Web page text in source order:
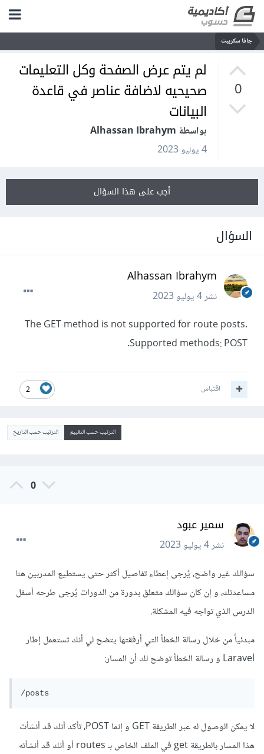
جافا سكريبت
0
لم يتم عرض الصفحة وكل التعليمات
صحيحيه لاضافة عناصر في قاعدة
البيانات
بواسطة Alhassan Ibrahym
4 يوليو 2023
أجب على هذا السؤال
السؤال
Alhassan Ibrahym
نشر4 يوليو 2023
The GET method is not supported for route posts.
Supported methods: POST.
2 اقتباس
الترتيب حسب التقييم الترتيب حسب التاريخ
0
سمير عبود
نشر4 يوليو 2023
سؤالك غير واضح، يٌرجى إعطاء تفاصيل أكثر حتى يستطيع المدربين هنا
مساعدتك، و إن كان سؤالك متعلق بدورة من الدورات يُرجى طرحه أسفل
الدرس الذي تواجه فيه المشكلة.
مبدئياً من خلال رسالة الخطأ التي أرفقتها يتضح لي أنك تستعمل إطار
Laravel و رسالة الخطأ توضح لك أن المسار:
/posts
لا يمكن الوصول له عبر الطريقة GET و إنما POST، تأكد أنك قد أنشأت
هذا المسار بالطريقة get في الملف الخاص بـ routes أو أنك قد أنشأته